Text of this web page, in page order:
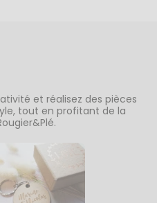
et réalisez des pièces
tout en profitant de la